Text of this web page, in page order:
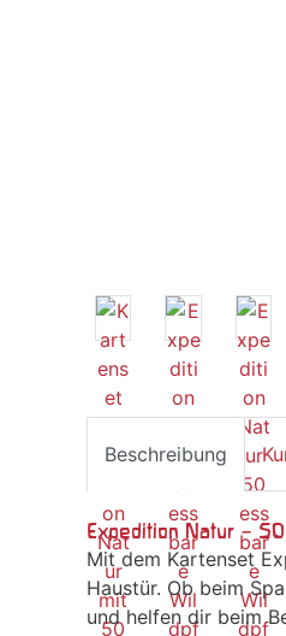
Beschreibung
Expedition Natur –
Mit dem Kartenset
Haustür. Ob beim
und helfen dir beim